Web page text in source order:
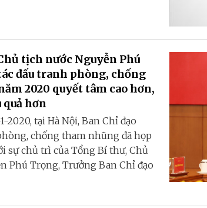
tịch nước Nguyễn Phú
đấu tranh phòng, chống
2020 quyết tâm cao hơn,
quả hơn
2020, tại Hà Nội, Ban Chỉ đạo
chống tham nhũng đã họp
sự chủ trì của Tổng Bí thư, Chủ
Phú Trọng, Trưởng Ban Chỉ đạo